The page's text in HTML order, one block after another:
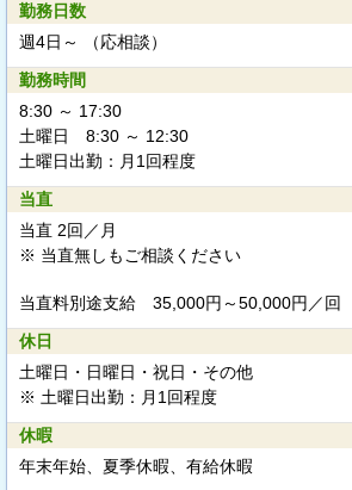
勤務日数
週4日～ （応相談）
勤務時間
8:30 ～ 17:30
土曜日 8:30 ～ 12:30
土曜日出勤：月1回程度
当直
当直 2回／月
※ 当直無しもご相談ください
当直料別途支給
35,000円～50,000円／回
休日
土曜日・日曜日・祝日・その他
※ 土曜日出勤：月1回程度
休暇
年末年始、夏季休暇、有給休暇